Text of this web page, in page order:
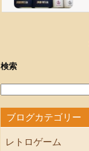
検索
ブログカテゴリー
レトロゲーム